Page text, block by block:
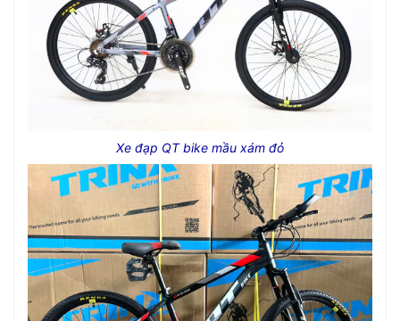
Xe đạp QT bike mầu xám đỏ